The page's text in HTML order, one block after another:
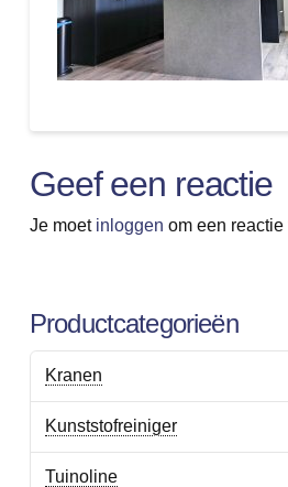
Geef een reactie
Je moet inloggen om een
Productcategorieën
Kranen
Kunststofreiniger
Tuinoline